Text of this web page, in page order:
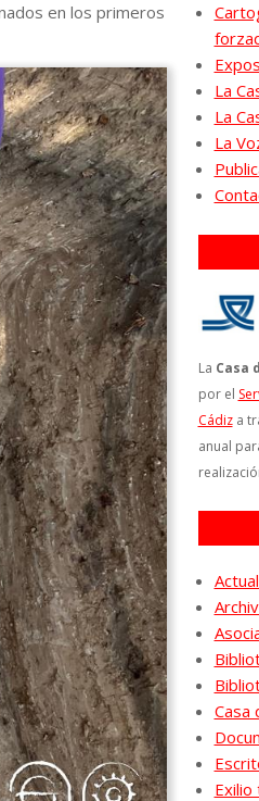
en los primeros
La
La
La
La Casa
por el
Cádiza
anual
Casa
Exilio